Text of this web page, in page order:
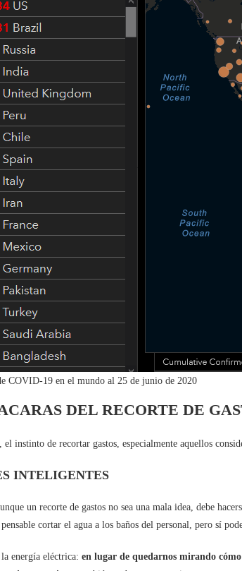
COVID-19 en el mundo al 25 de junio de 2020
DEL RECORTE DE
instinto de recortar gastos, especialmente aquellos
INTELIGENTES
un recorte de gastos no sea una mala idea, debe
cortar el agua a los baños del personal, pero sí
energía eléctrica: en lugar de quedarnos mirando